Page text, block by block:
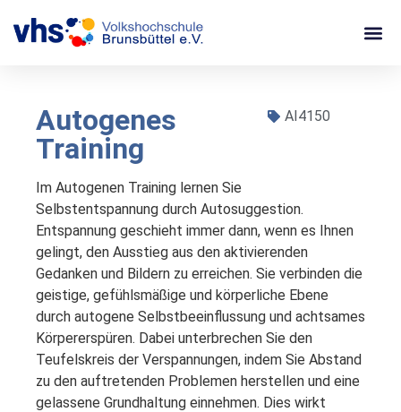
Autogenes
Training
AI4150
Im Autogenen Training lernen Sie
Selbstentspannung durch Autosuggestion.
Entspannung geschieht immer dann, wenn es Ihnen
gelingt, den Ausstieg aus den aktivierenden
Gedanken und Bildern zu erreichen. Sie verbinden die
geistige, gefühlsmäßige und körperliche Ebene
durch autogene Selbstbeeinflussung und achtsames
Körpererspüren. Dabei unterbrechen Sie den
Teufelskreis der Verspannungen, indem Sie Abstand
zu den auftretenden Problemen herstellen und eine
gelassene Grundhaltung einnehmen. Dies wirkt